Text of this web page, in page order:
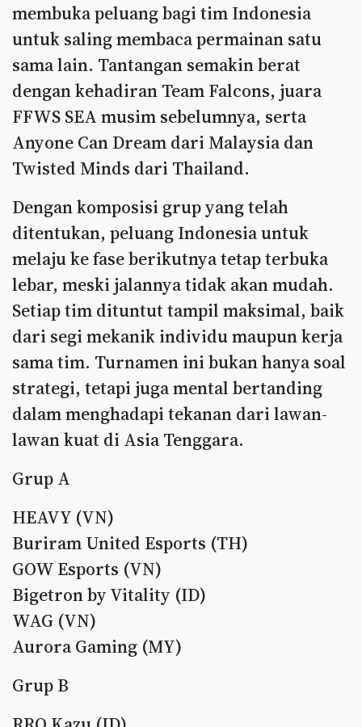
membuka peluang bagi tim Indonesia
untuk saling membaca permainan satu
sama lain. Tantangan semakin berat
dengan kehadiran Team Falcons, juara
FFWS SEA musim sebelumnya, serta
Anyone Can Dream dari Malaysia dan
Twisted Minds dari Thailand.
Dengan komposisi grup yang telah
ditentukan, peluang Indonesia untuk
melaju ke fase berikutnya tetap terbuka
lebar, meski jalannya tidak akan mudah.
Setiap tim dituntut tampil maksimal, baik
dari segi mekanik individu maupun kerja
sama tim. Turnamen ini bukan hanya soal
strategi, tetapi juga mental bertanding
dalam menghadapi tekanan dari lawan-
lawan kuat di Asia Tenggara.
Grup A
HEAVY (VN)
Buriram United Esports (TH)
GOW Esports (VN)
Bigetron by Vitality (ID)
WAG (VN)
Aurora Gaming (MY)
Grup B